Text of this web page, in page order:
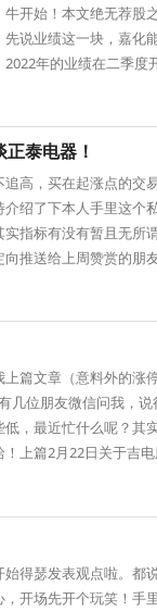
开始！本文绝无荐股
说业绩这一块，嘉化
年的业绩在二季度
泰电器！
高，买在起涨点的交
绍了下本人手里这个
指标有没有暂且无所
推送给上周赞赏的朋
篇文章（意料外的涨
几位朋友微信问我，
，最近忙什么呢？其
上篇2月22日关于吉
得瑟发表观点啦。都
开场先开个玩笑！手